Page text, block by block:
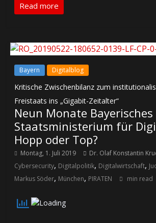
Read more
Bayern Digitalblog
Kritische Zwischenbilanz zum
Freistaats ins „Gigabit-Zeitalter“
Neun Monate Bayerisches
Staatsministerium für
Hopp oder Top?
Montag, 1. Juli 2019 Dr. Olaf Konstantin
Cybersecurity, Digitalpolitik, Digitalwirtschaft,
Markus Söder, München, PIRATEN min read